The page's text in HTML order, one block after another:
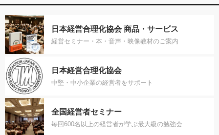
日本経営合理化協会 商品・サービス
経営セミナー・本・音声・映像教材のご案内
日本経営合理化協会
中堅・中小企業の経営者をサポート
全国経営者セミナー
毎回600名以上の経営者が学ぶ最大級の勉強会